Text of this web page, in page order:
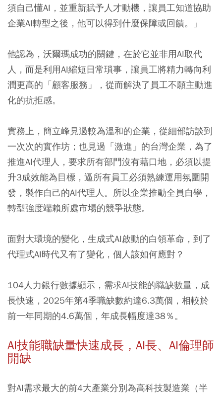
須自己懂AI，並重新賦予人才動機，讓員工知道協助
企業AI轉型之後，他可以得到什麼保障或回饋。」
他認為，沃爾瑪成功的關鍵，在於它並非用AI取代
人，而是利用AI縮短日常瑣事，讓員工將精力轉向利
潤更高的「顧客服務」，從而解決了員工不願主動進
化的抗拒感。
實務上，簡立峰見過較為溫和的企業，從細部訪談到
一次次的實作坊；也見過「激進」的台灣企業，為了
推進AI代理人，要求所有部門沒有藉口地，必須以提
升3成效能為目標，逼所有員工必須熟練運用氛圍開
發，製作自己的AI代理人。所以企業推動全員自學，
轉型強度端賴所處市場的競爭狀態。
面對大環境的變化，生成式AI啟動的白領革命，到了
代理式AI時代又有了變化，個人該如何應對？
104人力銀行數據顯示，需求AI技能的職缺數量，成
長快速，2025年第4季職缺數約達6.3萬個，相較於
前一年同期的4.6萬個，年成長幅度達38％。
AI技能職缺量快速成長，AI長、AI倫理師
開缺
對AI需求最大的前4大產業分別為高科技製造業（半